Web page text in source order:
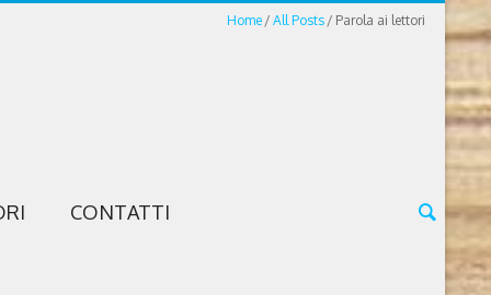
Home All Posts Parola ai lettori
CONTATTI